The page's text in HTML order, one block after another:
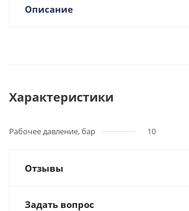
Описание
Характеристики
Рабочее давление, бар 10
Отзывы
Задать вопрос